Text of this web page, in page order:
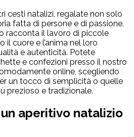
cesti natalizi, regalate non solo
fatta di persone e di passione.
racconta il lavoro di piccole
cuore e l’anima nel loro
e autenticità. Potete
e confezioni presso il nostro
online, scegliendo
un tocco di semplicità o quelle
prezioso e tradizionale.
aperitivo natalizio